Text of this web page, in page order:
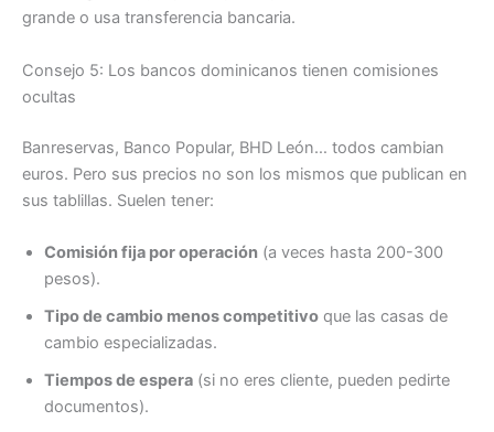
grande o usa transferencia bancaria.
Consejo 5: Los bancos dominicanos tienen comisiones
ocultas
Banreservas, Banco Popular, BHD León… todos cambian
euros. Pero sus precios no son los mismos que publican en
sus tablillas. Suelen tener:
Comisión fija por operación (a veces hasta 200-300
pesos).
Tipo de cambio menos competitivo que las casas de
cambio especializadas.
Tiempos de espera (si no eres cliente, pueden pedirte
documentos).